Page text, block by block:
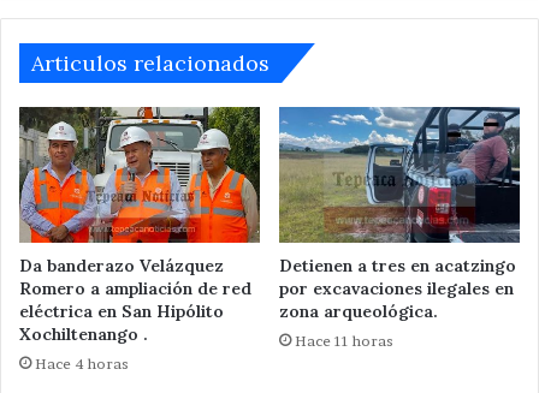
Articulos relacionados
Da banderazo Velázquez
Romero a ampliación de red
eléctrica en San Hipólito
Xochiltenango .
Hace 4 horas
Detienen a tres en acatzingo
por excavaciones ilegales en
zona arqueológica.
Hace 11 horas